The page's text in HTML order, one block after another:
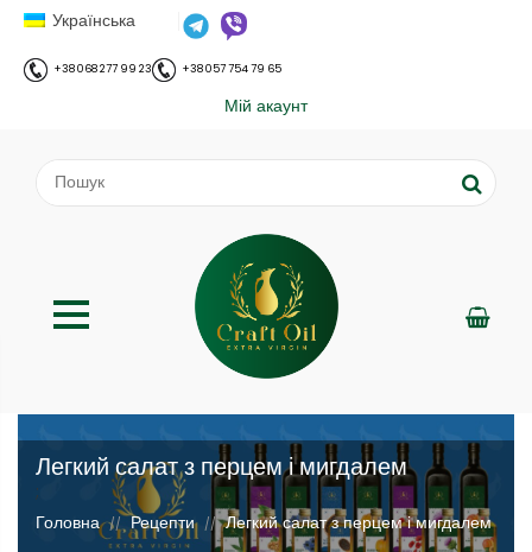
Українська
+38 068 277 99 23 +38 057 754 79 65
Мій акаунт
Легкий салат з перцем і мигдалем
;
Головна // Рецепти // Легкий салат з перцем і мигдалем